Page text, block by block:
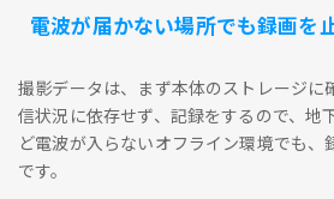
電波が届かない場所でも録画を
撮影データは、まず本体のストレージに
信状況に依存せず、記録をするので、地
ど電波が入らないオフライン環境でも
です。